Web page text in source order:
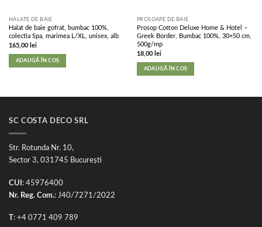
HALATE DE BAIE
Halat de baie gofrat, bumbac 100%,
colectia Spa, marimea L/XL, unisex, alb
165,00 lei
ADAUGĂ ÎN COȘ
PROSOAPE DE BAIE
Prosop Cotton Deluxe Home & Hotel –
Greek Border, Bumbac 100%, 30×50 cm,
500g/mp
18,00 lei
ADAUGĂ ÎN COȘ
SC COSTA DECO SRL
Str. Rotunda Nr. 10,
Sector 3, 031745 București
CUI : 45976400
Nr. Reg. Com.: J40/7271/2022
T: +4 0771 409 789